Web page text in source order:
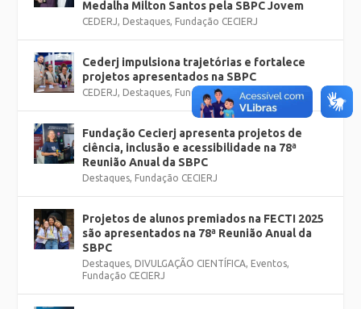
Medalha Milton Santos pela SBPC Jovem
CEDERJ, Destaques, Fundação CECIERJ
Cederj impulsiona trajetórias e fortalece
projetos apresentados na SBPC
CEDERJ, Destaques, Fundação CECIERJ
Fundação Cecierj apresenta projetos de
ciência, inclusão e acessibilidade na 78ª
Reunião Anual da SBPC
Destaques, Fundação CECIERJ
Projetos de alunos premiados na FECTI 2025
são apresentados na 78ª Reunião Anual da
SBPC
Destaques, DIVULGAÇÃO CIENTÍFICA, Eventos,
Fundação CECIERJ